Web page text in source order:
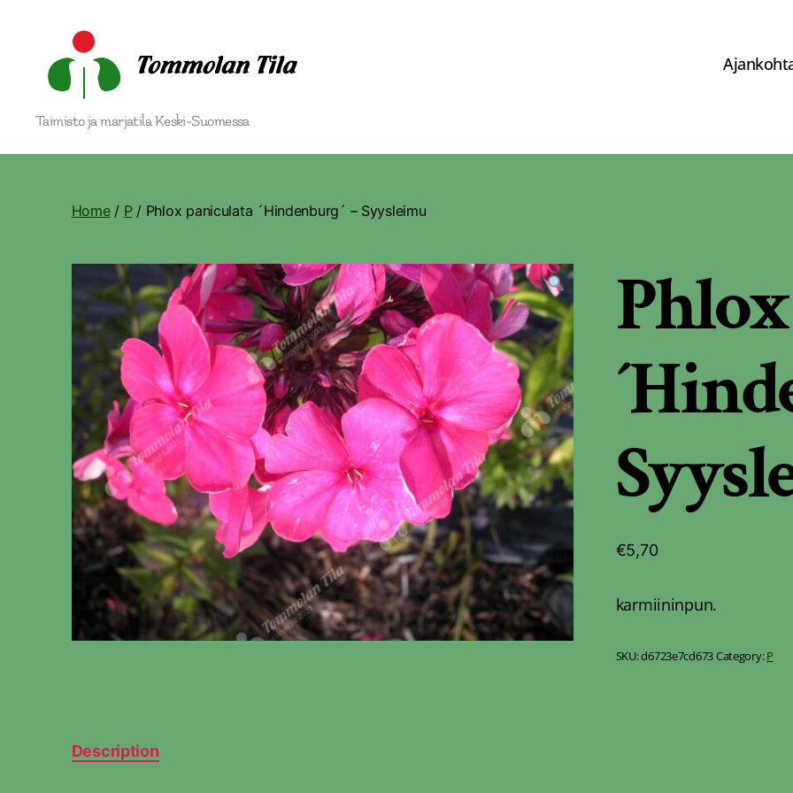
Tommolan
Tila
Taimisto ja marjatila Keski-Suomessa
Home/ P/ Phlox paniculata ´Hindenburg´ – Syysleimu
€5,70
karmiininpun.
SKU:d6723e7cd673Category:P
Description